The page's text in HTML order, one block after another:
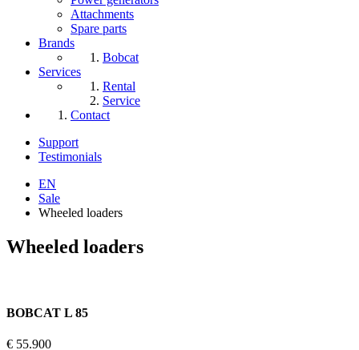
Attachments
Spare parts
Brands
Bobcat
Services
Rental
Service
Contact
Support
Testimonials
EN
Sale
Wheeled loaders
Wheeled loaders
BOBCAT L 85
€ 55.900